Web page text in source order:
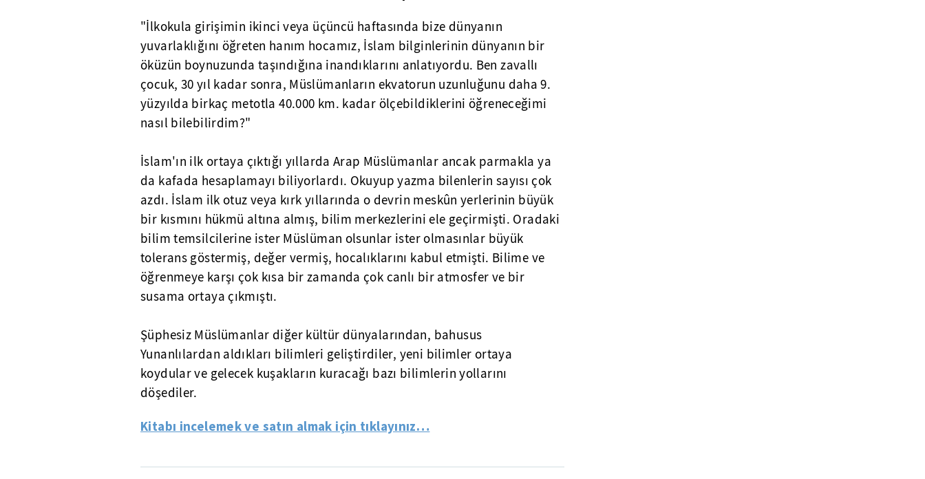
"İlkokula girişimin ikinci veya üçüncü haftasında bize dünyanın
yuvarlaklığını öğreten hanım hocamız, İslam bilginlerinin dünyanın bir
öküzün boynuzunda taşındığına inandıklarını anlatıyordu. Ben zavallı
çocuk, 30 yıl kadar sonra, Müslümanların ekvatorun uzunluğunu daha 9.
yüzyılda birkaç metotla 40.000 km. kadar ölçebildiklerini öğreneceğimi
nasıl bilebilirdim?"
İslam'ın ilk ortaya çıktığı yıllarda Arap Müslümanlar ancak parmakla ya
da kafada hesaplamayı biliyorlardı. Okuyup yazma bilenlerin sayısı çok
azdı. İslam ilk otuz veya kırk yıllarında o devrin meskûn yerlerinin büyük
bir kısmını hükmü altına almış, bilim merkezlerini ele geçirmişti. Oradaki
bilim temsilcilerine ister Müslüman olsunlar ister olmasınlar büyük
tolerans göstermiş, değer vermiş, hocalıklarını kabul etmişti. Bilime ve
öğrenmeye karşı çok kısa bir zamanda çok canlı bir atmosfer ve bir
susama ortaya çıkmıştı.
Şüphesiz Müslümanlar diğer kültür dünyalarından, bahusus
Yunanlılardan aldıkları bilimleri geliştirdiler, yeni bilimler ortaya
koydular ve gelecek kuşakların kuracağı bazı bilimlerin yollarını
döşediler.
Kitabı incelemek ve satın almak için tıklayınız…